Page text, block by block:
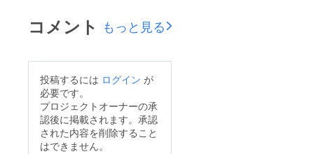
ドナルドにて 2代目編
るわけですが、これま
タンとまわってきた記
事の舞台、今回はさら
に東へと足をのばしま
す。 パキスタンとイ
ンドにまたがる、肥沃
な五河川地帯・パン
「えっ、イラン・スー
フィズム特集なのに、
ンです。 この二つの
国は、お隣同士。 ア
フガニスタン音楽の根
底には、楽器にも、詩
コメント もっと見る
投稿するには ログイン が
必要です。
プロジェクトオーナーの承
認後に掲載されます。承認
された内容を削除すること
はできません。